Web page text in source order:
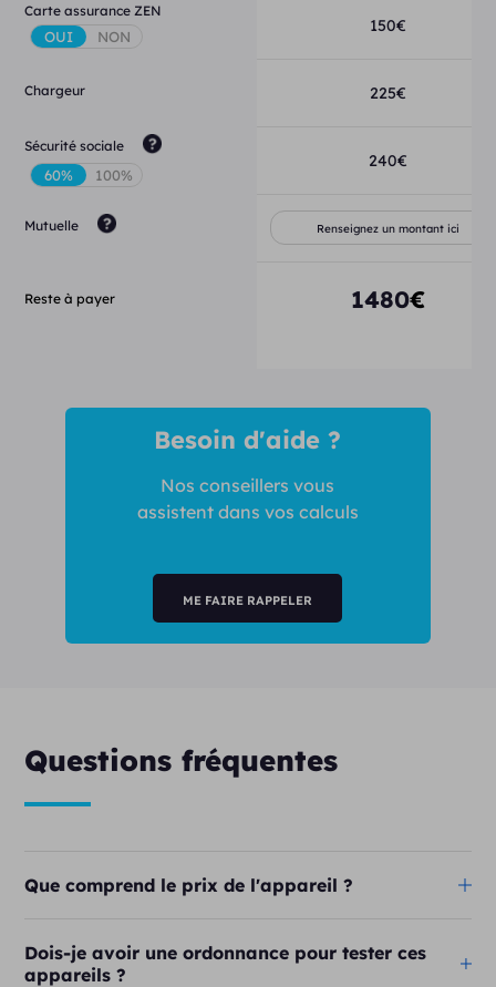
Carte assurance ZEN
150€
Chargeur 225€
Sécurité sociale
240€
Mutuelle
Reste à payer 1480€
Besoin d'aide ?
Nos conseillers vous
assistent dans vos calculs
ME FAIRE RAPPELER
Questions fréquentes
Que comprend le prix de l'appareil ?
Dois-je avoir une ordonnance pour tester ces
appareils ?